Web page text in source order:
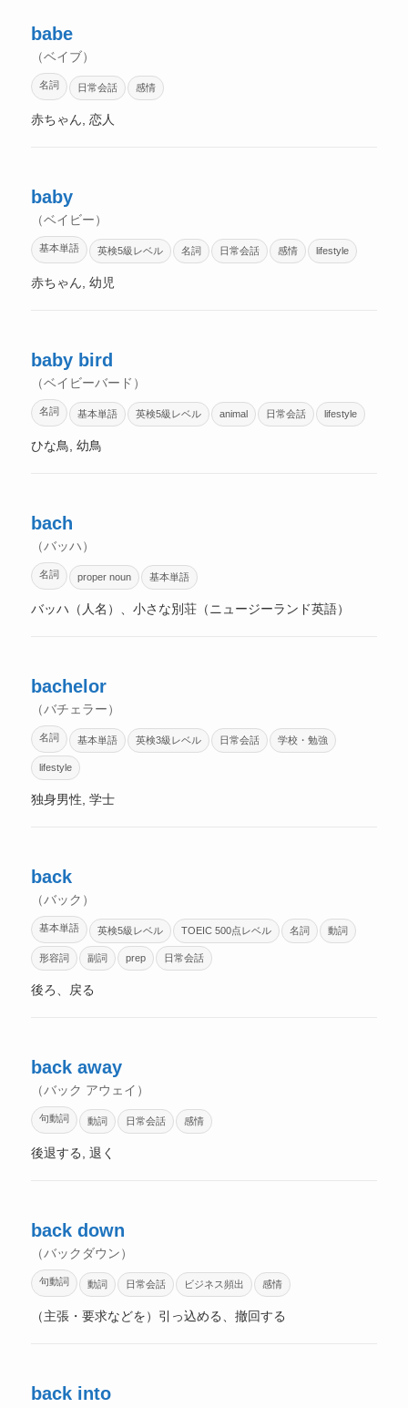
babe
（ベイブ）
名詞 日常会話 感情
赤ちゃん, 恋人
baby
（ベイビー）
基本単語 英検5級レベル 名詞 日常会話 感情 lifestyle
赤ちゃん, 幼児
baby bird
（ベイビーバード）
名詞 基本単語 英検5級レベル animal 日常会話 lifestyle
ひな鳥, 幼鳥
bach
（バッハ）
名詞 proper noun 基本単語
バッハ（人名）、小さな別荘（ニュージーランド英語）
bachelor
（バチェラー）
名詞 基本単語 英検3級レベル 日常会話 学校・勉強
lifestyle
独身男性, 学士
back
（バック）
基本単語 英検5級レベル TOEIC 500点レベル 名詞 動詞
形容詞 副詞 prep 日常会話
後ろ、戻る
back away
（バック アウェイ）
句動詞 動詞 日常会話 感情
後退する, 退く
back down
（バックダウン）
句動詞 動詞 日常会話 ビジネス頻出 感情
（主張・要求などを）引っ込める、撤回する
back into